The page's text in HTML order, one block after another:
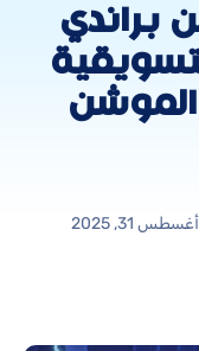
أغسطس 31, 2025